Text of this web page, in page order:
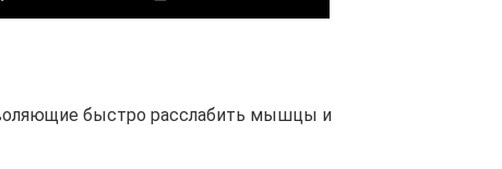
быстро расслабить мышцы и